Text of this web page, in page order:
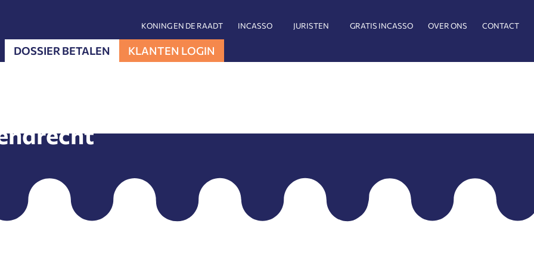
KONING EN DE RAADT INCASSO JURISTEN GRATIS INCASSO OVER ONS CONTACT
DOSSIER BETALEN KLANTEN LOGIN